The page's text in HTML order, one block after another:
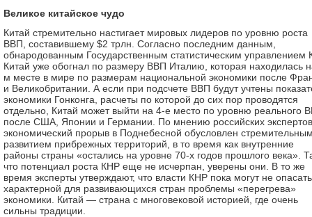
Великое китайское чудо
Китай стремительно настигает мировых лидеров по уровню роста
ВВП, составившему $2 трлн. Согласно последним данным,
обнародованным Государственным статистическим управлением
Китай уже обогнал по размеру ВВП Италию, которая находилась
м месте в мире по размерам национальной экономики после
и Великобритании. А если при подсчете ВВП будут учтены
экономики Гонконга, расчеты по которой до сих пор проводятся
отдельно, Китай может выйти на 4-е место по уровню реального
после США, Японии и Германии. По мнению российских
экономический прорыв в Поднебесной обусловлен
развитием прибрежных территорий, в то время как внутренние
районы страны «остались на уровне 70-х годов прошлого века».
что потенциал роста КНР еще не исчерпан, уверены они. В то же
время эксперты утверждают, что власти КНР пока могут не
характерной для развивающихся стран проблемы «перегрева»
экономики. Китай — страна с многовековой историей, где очень
сильны традиции.